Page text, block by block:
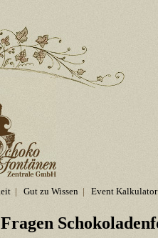
| Gut zu Wissen| Event Kalkulator